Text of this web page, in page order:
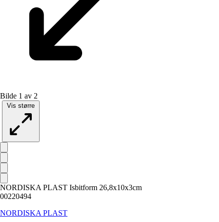
Bilde 1 av 2
Vis større
NORDISKA PLAST Isbitform 26,8x10x3cm
00220494
NORDISKA PLAST